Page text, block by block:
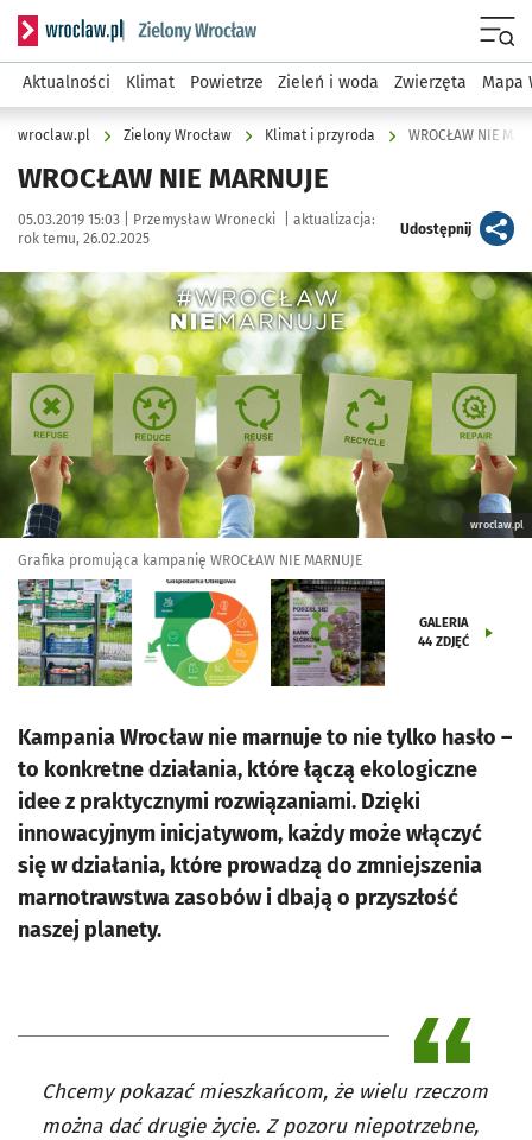
Serwis informacyjny wroclaw.pl podserwis: Środowisko we
Aktualności Klimat Powietrze Zieleń i woda Zwierzęta Mapa
wroclaw.pl Zielony Wrocław Klimat i przyroda WROCŁAW NIE
WROCŁAW NIE MARNUJE
Data publikacji:
05.03.2019 15:03 | Autor:
Przemysław Wronecki
aktualizacja:
rok temu, 26.02.2025
Udostępnijartykuł
Kliknij, aby zobaczyć galerię
Kliknij, aby powiększyć
wroclaw.pl
Grafika promująca kampanię WROCŁAW NIE MARNUJE
GALERIA
44 ZDJĘĆ
Kampania Wrocław nie marnuje to nie tylko hasło –
to konkretne działania, które łączą ekologiczne
idee z praktycznymi rozwiązaniami. Dzięki
innowacyjnym inicjatywom, każdy może włączyć
się w działania, które prowadzą do zmniejszenia
marnotrawstwa zasobów i dbają o przyszłość
naszej planety.
Chcemy pokazać mieszkańcom, że wielu rzeczom
można dać drugie życie. Z pozoru niepotrzebne,